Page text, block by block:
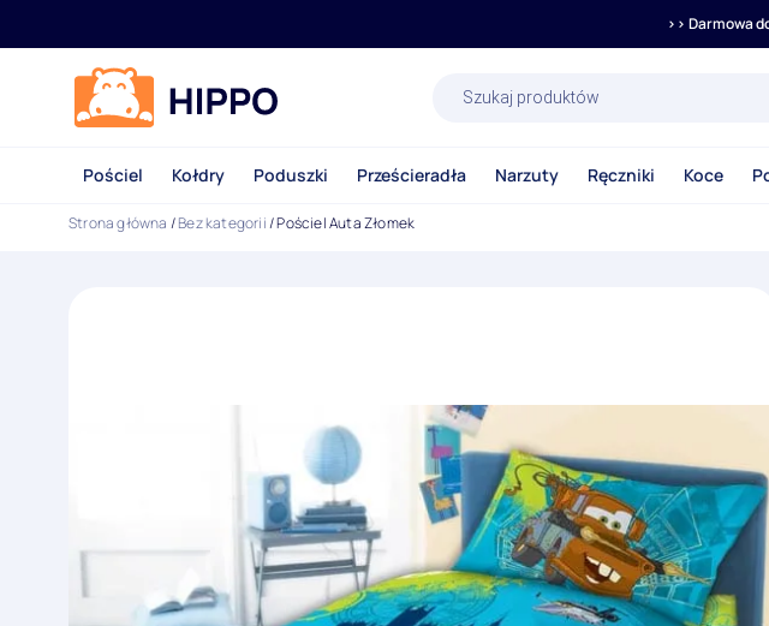
>> Darmowa
produktów
Pościel Kołdry Poduszki Prześcieradła Narzuty Ręczniki Koce
Strona główna /Bez kategorii/ Pościel Auta Złomek